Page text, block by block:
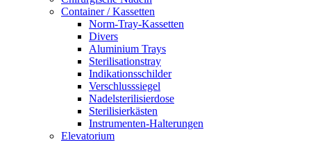
Container / Kassetten
Norm-Tray-Kassetten
Divers
Aluminium Trays
Sterilisationstray
Indikationsschilder
Verschlusssiegel
Nadelsterilisierdose
Sterilisierkästen
Instrumenten-Halterungen
Elevatorium